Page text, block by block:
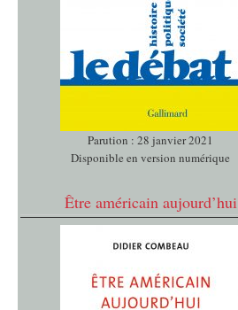
Parution : 28 janvier 2021
Disponible en version numérique
Être américain aujourd’hui